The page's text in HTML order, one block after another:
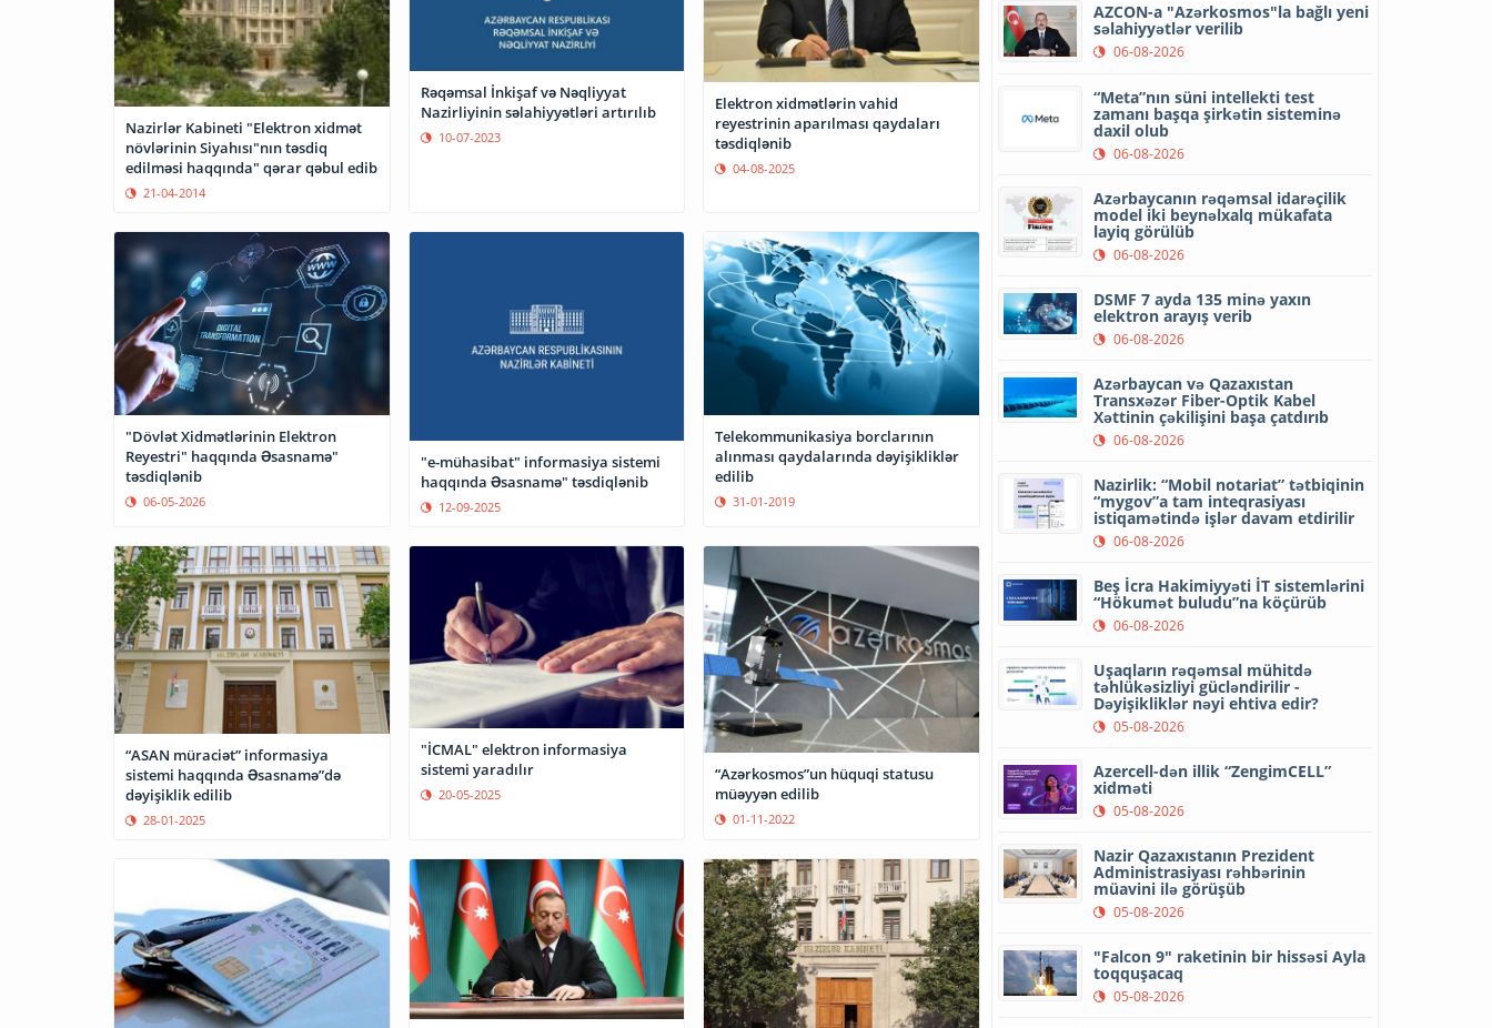
Nazirlər Kabineti "Elektron xidmət
növlərinin Siyahısı"nın təsdiq
edilməsi haqqında" qərar qəbul edib
21-04-2014
Rəqəmsal İnkişaf və Nəqliyyat
Nazirliyinin səlahiyyətləri artırılıb
10-07-2023
Elektron xidmətlərin vahid
reyestrinin aparılması qaydaları
təsdiqlənib
04-08-2025
"Dövlət Xidmətlərinin Elektron
Reyestri" haqqında Əsasnamə"
təsdiqlənib
06-05-2026
"e-mühasibat" informasiya sistemi
haqqında Əsasnamə" təsdiqlənib
12-09-2025
Telekommunikasiya borclarının
alınması qaydalarında dəyişikliklər
edilib
31-01-2019
“ASAN müraciət” informasiya
sistemi haqqında Əsasnamə”də
dəyişiklik edilib
28-01-2025
"İCMAL" elektron informasiya
sistemi yaradılır
20-05-2025
“Azərkosmos”un hüquqi statusu
müəyyən edilib
01-11-2022
AZCON-a "Azərkosmos"la bağlı yeni
səlahiyyətlər verilib
06-08-2026
“Meta”nın süni intellekti test
zamanı başqa şirkətin sisteminə
daxil olub
06-08-2026
Azərbaycanın rəqəmsal idarəçilik
model iki beynəlxalq mükafata
layiq görülüb
06-08-2026
DSMF 7 ayda 135 minə yaxın
elektron arayış verib
06-08-2026
Azərbaycan və Qazaxıstan
Transxəzər Fiber-Optik Kabel
Xəttinin çəkilişini başa çatdırıb
06-08-2026
Nazirlik: “Mobil notariat” tətbiqinin
“mygov”a tam inteqrasiyası
istiqamətində işlər davam etdirilir
06-08-2026
Beş İcra Hakimiyyəti İT sistemlərini
“Hökumət buludu”na köçürüb
06-08-2026
Uşaqların rəqəmsal mühitdə
təhlükəsizliyi gücləndirilir -
Dəyişikliklər nəyi ehtiva edir?
05-08-2026
Azercell-dən illik “ZengimCELL”
xidməti
05-08-2026
Nazir Qazaxıstanın Prezident
Administrasiyası rəhbərinin
müavini ilə görüşüb
05-08-2026
"Falcon 9" raketinin bir hissəsi Ayla
toqquşacaq
05-08-2026